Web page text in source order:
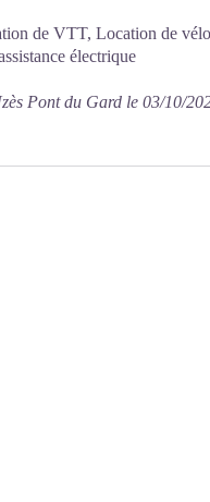
de VTT, Location de
électrique
Pont du Gard le 03/10/